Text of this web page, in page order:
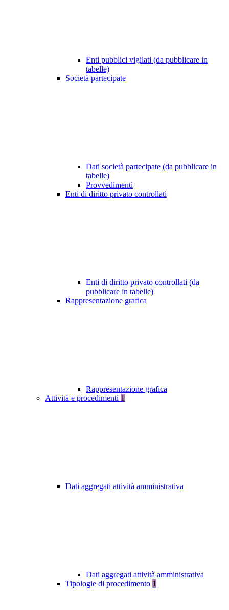
Enti pubblici vigilati (da pubblicare in
tabelle)
Società partecipate
Dati società partecipate (da pubblicare in
tabelle)
Provvedimenti
Enti di diritto privato controllati
Enti di diritto privato controllati (da
pubblicare in tabelle)
Rappresentazione grafica
Rappresentazione grafica
Attività e procedimenti 1
Dati aggregati attività amministrativa
Dati aggregati attività amministrativa
Tipologie di procedimento 1